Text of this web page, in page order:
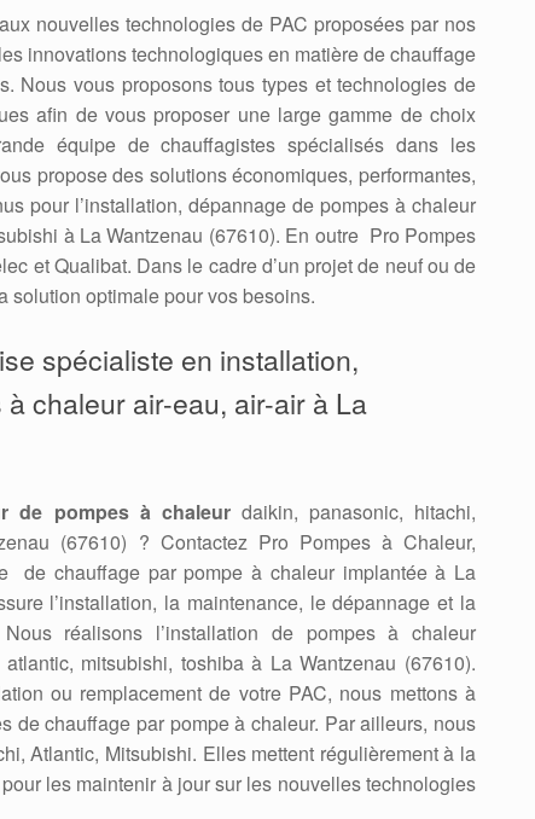
nouvelles technologies de PAC proposées par nos
innovations technologiques en matière de chauffage
Nous vous proposons tous types et technologies de
afin de vous proposer une large gamme de choix
équipe de chauffagistes spécialisés dans les
propose des solutions économiques, performantes,
pour l’installation, dépannage de pompes à chaleur
à La Wantzenau (67610). En outre Pro Pompes
et Qualibat. Dans le cadre d’un projet de neuf ou de
solution optimale pour vos besoins.
spécialiste en installation,
chaleur air-eau, air-air à La
de pompes à chaleurdaikin, panasonic, hitachi,
(67610) ? Contactez Pro Pompes à Chaleur,
de chauffage par pompe à chaleur implantée à La
l’installation, la maintenance, le dépannage et la
réalisons l’installation de pompes à chaleur
mitsubishi, toshiba à La Wantzenau (67610).
ou remplacement de votre PAC, nous mettons à
de chauffage par pompe à chaleur. Par ailleurs, nous
Atlantic, Mitsubishi. Elles mettent régulièrement à la
les maintenir à jour sur les nouvelles technologies